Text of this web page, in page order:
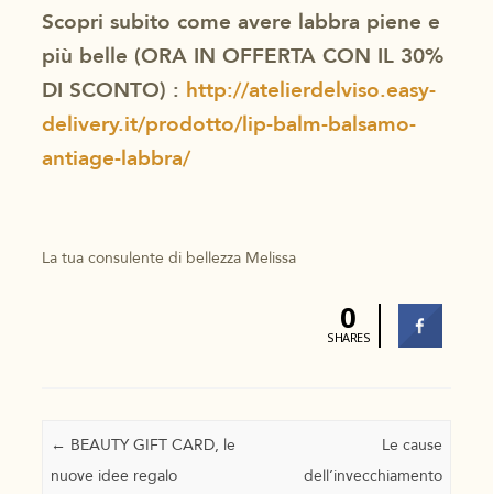
Scopri subito come avere labbra piene e
più belle (ORA IN OFFERTA CON IL 30%
DI SCONTO) : http://atelierdelviso.easy-
delivery.it/prodotto/lip-balm-balsamo-
antiage-labbra/
La tua consulente di bellezza Melissa
0
SHARES
Navigazione articolo
← BEAUTY GIFT CARD, le
nuove idee regalo
Le cause
dell’invecchiamento